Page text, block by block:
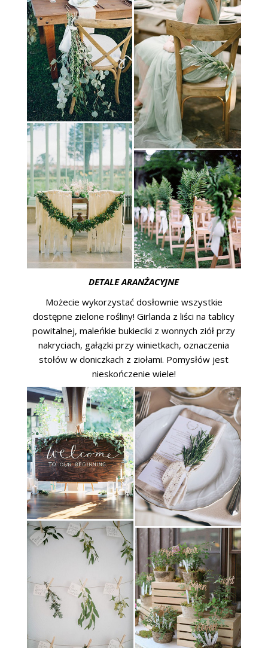
DETALE ARANŻACYJNE
Możecie wykorzystać dosłownie wszystkie
dostępne zielone rośliny! Girlanda z liści na tablicy
powitalnej, maleńkie bukieciki z wonnych ziół przy
nakryciach, gałązki przy winietkach, oznaczenia
stołów w doniczkach z ziołami. Pomysłów jest
nieskończenie wiele!